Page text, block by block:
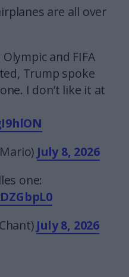
are all over
and FIFA
Trump spoke
I don’t like it at
July 8, 2026
one:
July 8, 2026